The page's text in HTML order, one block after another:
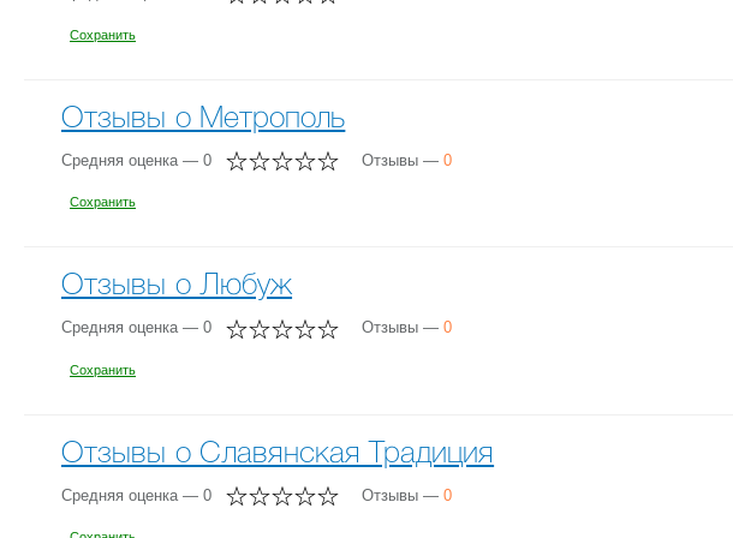
Сохранить
Отзывы о Метрополь
Средняя оценка — 0 Отзывы — 0
Сохранить
Отзывы о Любуж
Средняя оценка — 0 Отзывы — 0
Сохранить
Отзывы о Славянская Традиция
Средняя оценка — 0 Отзывы — 0